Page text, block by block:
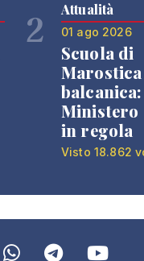
2 Attualità
01 ago 2026
Scuola di
Ministero
in regola
Visto 18.862